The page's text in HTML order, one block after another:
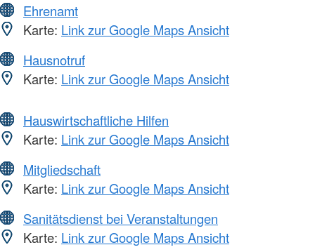
Ehrenamt
Karte: Link zur Google Maps Ansicht
Hausnotruf
Karte: Link zur Google Maps Ansicht
Hauswirtschaftliche Hilfen
Karte: Link zur Google Maps Ansicht
Mitgliedschaft
Karte: Link zur Google Maps Ansicht
Sanitätsdienst bei Veranstaltungen
Karte: Link zur Google Maps Ansicht